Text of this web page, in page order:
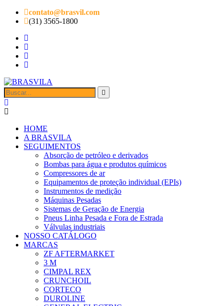
contato@brasvil.com
(31) 3565-1800
HOME
A BRASVILA
SEGUIMENTOS
Absorção de petróleo e derivados
Bombas para água e produtos químicos
Compressores de ar
Equipamentos de proteção individual (EPIs)
Instrumentos de medição
Máquinas Pesadas
Sistemas de Geração de Energia
Pneus Linha Pesada e Fora de Estrada
Válvulas industriais
NOSSO CATÁLOGO
MARCAS
ZF AFTERMARKET
3 M
CIMPAL REX
CRUNCHOIL
CORTECO
DUROLINE